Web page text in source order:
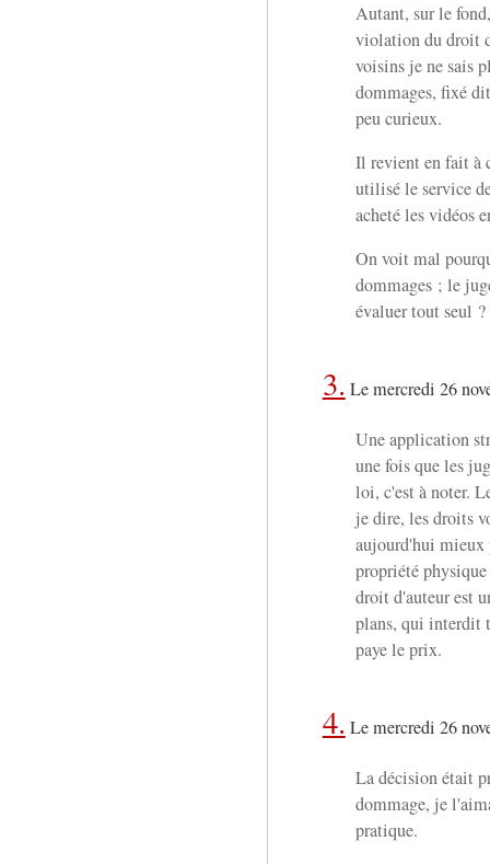
Autant, sur le
violation du droit
voisins je ne sais
dommages, fixé
peu curieux.
Il revient en fait à
utilisé le service
acheté les vidéos
On voit mal
dommages ; le
évaluer tout seul ?
3. Le mercredi 26
Une application
une fois que les
loi, c'est à noter.
je dire, les droits
aujourd'hui mieux
propriété
droit d'auteur est
plans, qui interdit
paye le prix.
4. Le mercredi 26
La décision était
dommage, je
pratique.